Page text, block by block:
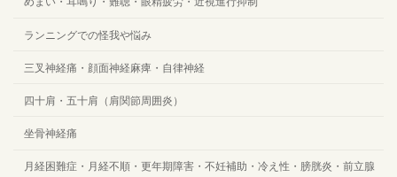
ランニングでの怪我や悩み
三叉神経痛・顔面神経麻痺・自律神経
四十肩・五十肩（肩関節周囲炎）
坐骨神経痛
月経困難症・月経不順・更年期障害・不妊補助・冷え性・膀胱炎・前立腺